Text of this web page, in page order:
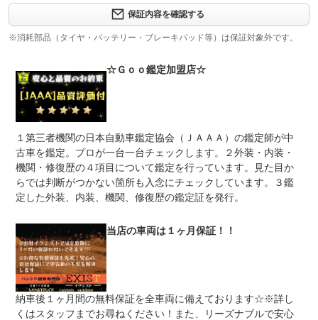
上限金額
免責金 無し
保証修理
受付先
-
法定整備 整備無 車両状態については販売店にご確認ください
法定整備
について
-
保証内容を確認する
※消耗部品（タイヤ・バッテリー・ブレーキパッド等）は保証対象外です。
☆Ｇｏｏ鑑定加盟店☆
１第三者機関の日本自動車鑑定協会（ＪＡＡＡ）の鑑定師が中
古車を鑑定。プロが一台一台チェックします。２外装・内装・
機関・修復歴の４項目について鑑定を行っています。見た目か
らでは判断がつかない箇所も入念にチェックしています。３鑑
定した外装、内装、機関、修復歴の鑑定証を発行。
当店の車両は１ヶ月保証！！
納車後１ヶ月間の無料保証を全車両に備えております☆※詳し
くはスタッフまでお尋ねください！また、リーズナブルで安心